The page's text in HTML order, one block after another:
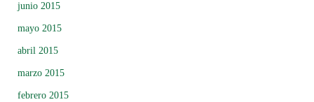
junio 2015
mayo 2015
abril 2015
marzo 2015
febrero 2015